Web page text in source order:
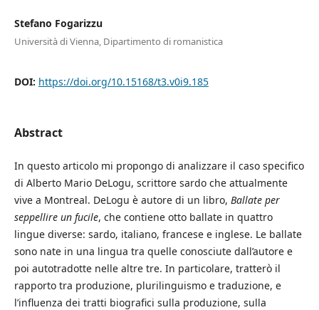
Stefano Fogarizzu
Università di Vienna, Dipartimento di romanistica
DOI: https://doi.org/10.15168/t3.v0i9.185
Abstract
In questo articolo mi propongo di analizzare il caso specifico
di Alberto Mario DeLogu, scrittore sardo che attualmente
vive a Montreal. DeLogu è autore di un libro, Ballate per
seppellire un fucile, che contiene otto ballate in quattro
lingue diverse: sardo, italiano, francese e inglese. Le ballate
sono nate in una lingua tra quelle conosciute dall’autore e
poi autotradotte nelle altre tre. In particolare, tratterò il
rapporto tra produzione, plurilinguismo e traduzione, e
l’influenza dei tratti biografici sulla produzione, sulla